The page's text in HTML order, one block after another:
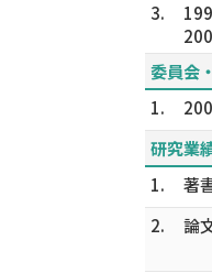
3.
委員会
1.
研究業
1.
著
2.
論